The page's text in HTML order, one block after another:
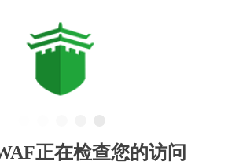
正在检查您的访问